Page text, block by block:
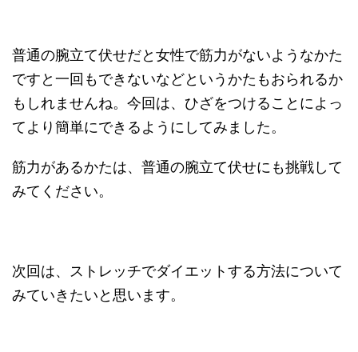
普通の腕立て伏せだと女性で筋力がないようなかた
ですと一回もできないなどというかたもおられるか
もしれませんね。今回は、ひざをつけることによっ
てより簡単にできるようにしてみました。
筋力があるかたは、普通の腕立て伏せにも挑戦して
みてください。
次回は、ストレッチでダイエットする方法について
みていきたいと思います。